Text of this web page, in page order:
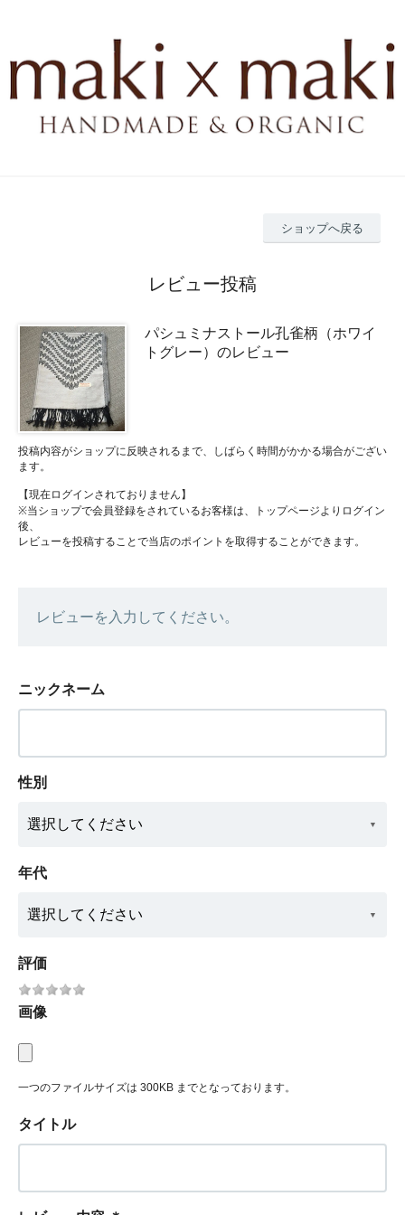
ショップへ戻る
レビュー投稿
パシュミナストール孔雀柄（ホワイ
トグレー）のレビュー
投稿内容がショップに反映されるまで、しばらく時間がかかる場合がござい
ます。
【現在ログインされておりません】
※当ショップで会員登録をされているお客様は、トップページよりログイン
後、
レビューを投稿することで当店のポイントを取得することができます。
レビューを入力してください。
ニックネーム
性別
年代
評価
画像
一つのファイルサイズは 300KB までとなっております。
タイトル